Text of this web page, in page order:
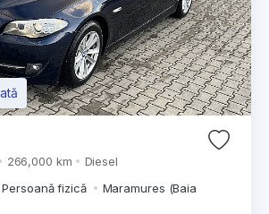
266,000 km
Diesel
fizică
Maramures (Baia